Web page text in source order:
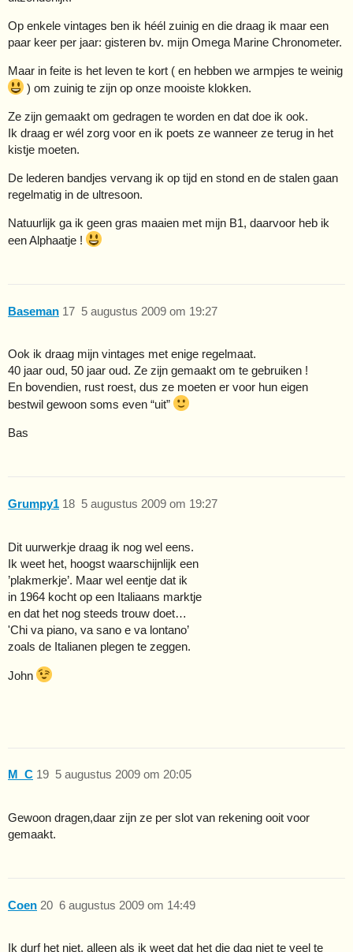
Op enkele vintages ben ik héél zuinig en die draag ik maar een
paar keer per jaar: gisteren bv. mijn Omega Marine Chronometer.
Maar in feite is het leven te kort ( en hebben we armpjes te weinig
) om zuinig te zijn op onze mooiste klokken.
Ze zijn gemaakt om gedragen te worden en dat doe ik ook.
Ik draag er wél zorg voor en ik poets ze wanneer ze terug in het
kistje moeten.
De lederen bandjes vervang ik op tijd en stond en de stalen gaan
regelmatig in de ultresoon.
Natuurlijk ga ik geen gras maaien met mijn B1, daarvoor heb ik
een Alphaatje !
Baseman 5 augustus 2009 om 19:27
17
Ook ik draag mijn vintages met enige regelmaat.
40 jaar oud, 50 jaar oud. Ze zijn gemaakt om te gebruiken !
En bovendien, rust roest, dus ze moeten er voor hun eigen
bestwil gewoon soms even “uit”
Bas
Grumpy1 5 augustus 2009 om 19:27
18
Dit uurwerkje draag ik nog wel eens.
Ik weet het, hoogst waarschijnlijk een
’plakmerkje’. Maar wel eentje dat ik
in 1964 kocht op een Italiaans marktje
en dat het nog steeds trouw doet…
'Chi va piano, va sano e va lontano’
zoals de Italianen plegen te zeggen.
John
M_C 5 augustus 2009 om 20:05
19
Gewoon dragen,daar zijn ze per slot van rekening ooit voor
gemaakt.
Coen 6 augustus 2009 om 14:49
20
Ik durf het niet, alleen als ik weet dat het die dag niet te veel te